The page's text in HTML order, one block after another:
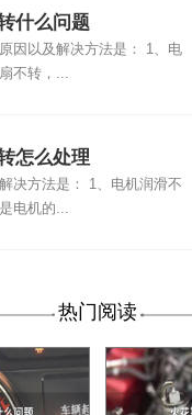
什么问题
因以及解决方法是： 1、电
不转，...
怎么处理
决方法是： 1、电机润滑不
电机的...
热门阅读